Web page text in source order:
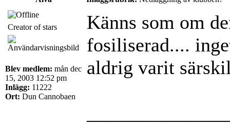
Creator of stars
Blev medlem: mån dec
15, 2003 12:52 pm
Inlägg: 11222
Ort: Dun Cannobaen
Känns som om
fosiliserad....
aldrig varit